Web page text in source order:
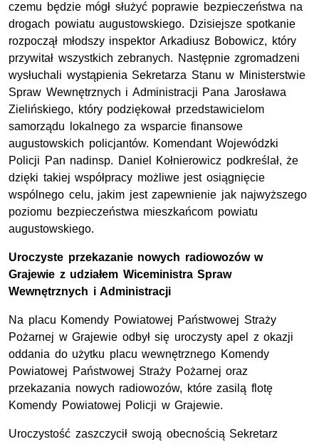
czemu będzie mógł służyć poprawie bezpieczeństwa na
drogach powiatu augustowskiego. Dzisiejsze spotkanie
rozpoczął młodszy inspektor Arkadiusz Bobowicz, który
przywitał wszystkich zebranych. Następnie zgromadzeni
wysłuchali wystąpienia Sekretarza Stanu w Ministerstwie
Spraw Wewnętrznych i Administracji Pana Jarosława
Zielińskiego, który podziękował przedstawicielom
samorządu lokalnego za wsparcie finansowe
augustowskich policjantów. Komendant Wojewódzki
Policji Pan nadinsp. Daniel Kołnierowicz podkreślał, że
dzięki takiej współpracy możliwe jest osiągnięcie
wspólnego celu, jakim jest zapewnienie jak najwyższego
poziomu bezpieczeństwa mieszkańcom powiatu
augustowskiego.
Uroczyste przekazanie nowych radiowozów w
Grajewie z udziałem Wiceministra Spraw
Wewnętrznych i Administracji
Na placu Komendy Powiatowej Państwowej Straży
Pożarnej w Grajewie odbył się uroczysty apel z okazji
oddania do użytku placu wewnętrznego Komendy
Powiatowej Państwowej Straży Pożarnej oraz
przekazania nowych radiowozów, które zasilą flotę
Komendy Powiatowej Policji w Grajewie.
Uroczystość zaszczycił swoją obecnością Sekretarz